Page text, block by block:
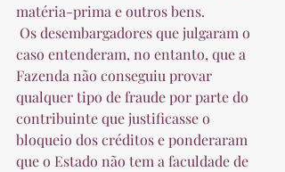
matéria-prima e outros bens.
caso entenderam, no entanto, que a
Fazenda não conseguiu provar
qualquer tipo de fraude por parte do
contribuinte que justificasse o
bloqueio dos créditos e ponderaram
que o Estado não tem a faculdade de